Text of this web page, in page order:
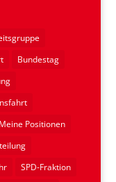
Bundestag
Meine Positionen
SPD-Fraktion